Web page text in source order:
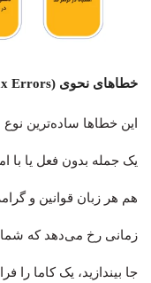
خطاهای نحوی (Syntax Errors)
این خطاها ساده‌ترین
یک جمله بدون فعل یا با
زمانی رخ می‌دهد که شما
جا بیندازید، یک کاما را